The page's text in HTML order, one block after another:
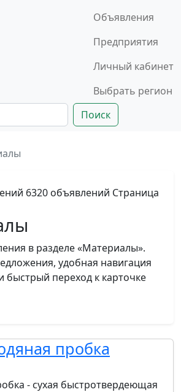
Объявления
Предприятия
Личный кабинет
Выбрать регион
Поиск
6320 объявлений Страница
в разделе «Материалы».
удобная навигация
быстрый переход к карточке
пробка
- сухая быстротвердеющая